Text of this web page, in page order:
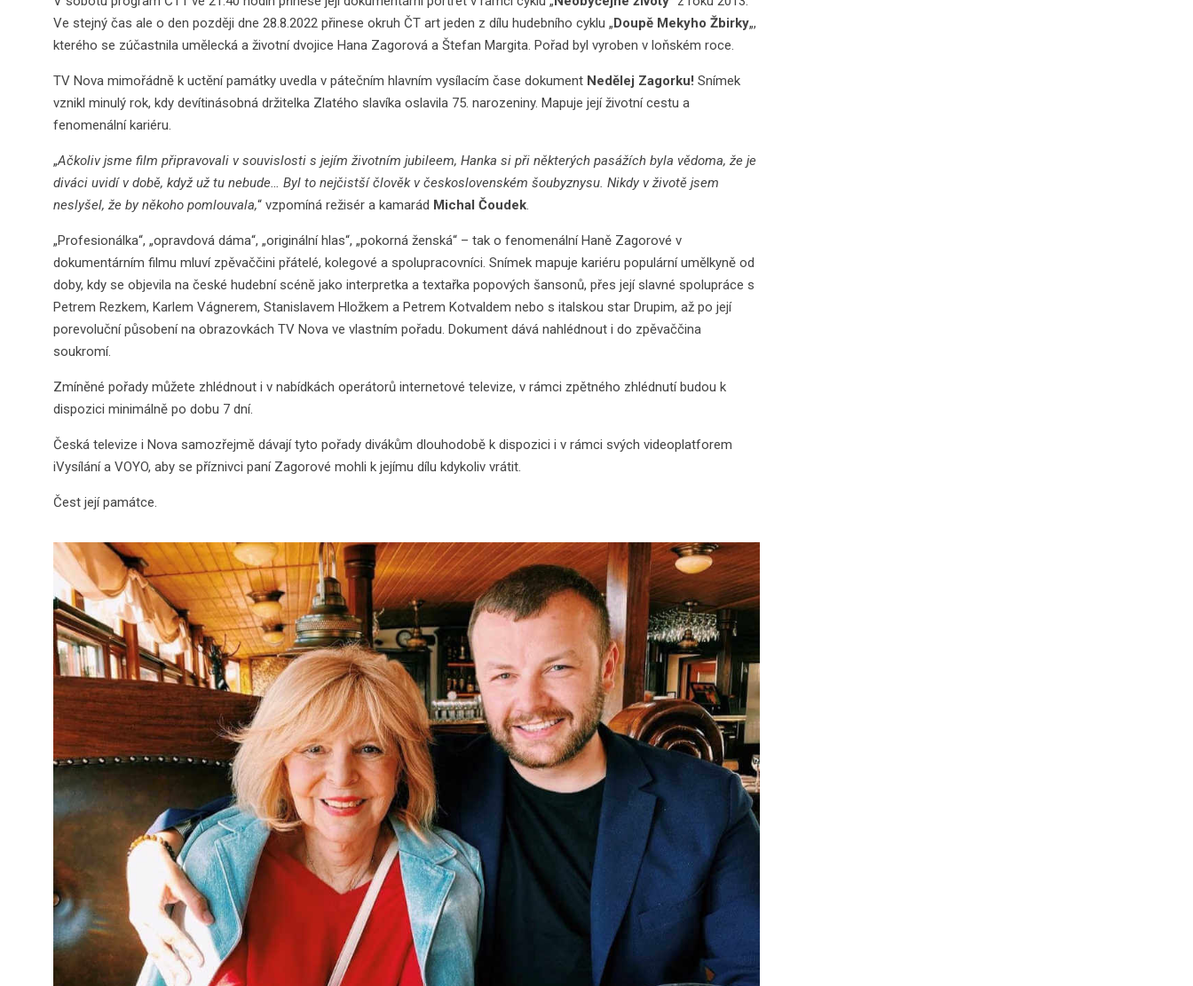
Ve stejný čas ale o den později dne 28.8.2022 přinese okruh ČT art jeden z dílu hudebního cyklu „Doupě Mekyho Žbirky„,
kterého se zúčastnila umělecká a životní dvojice Hana Zagorová a Štefan Margita. Pořad byl vyroben v loňském roce.
TV Nova mimořádně k uctění památky uvedla v pátečním hlavním vysílacím čase dokument Nedělej Zagorku! Snímek
vznikl minulý rok, kdy devítinásobná držitelka Zlatého slavíka oslavila 75. narozeniny. Mapuje její životní cestu a
fenomenální kariéru.
„Ačkoliv jsme film připravovali v souvislosti s jejím životním jubileem, Hanka si při některých pasážích byla vědoma, že je
diváci uvidí v době, když už tu nebude… Byl to nejčistší člověk v československém šoubyznysu. Nikdy v životě jsem
neslyšel, že by někoho pomlouvala,“ vzpomíná režisér a kamarád Michal Čoudek.
„Profesionálka“, „opravdová dáma“, „originální hlas“, „pokorná ženská“ – tak o fenomenální Haně Zagorové v
dokumentárním filmu mluví zpěvaččini přátelé, kolegové a spolupracovníci. Snímek mapuje kariéru populární umělkyně od
doby, kdy se objevila na české hudební scéně jako interpretka a textařka popových šansonů, přes její slavné spolupráce s
Petrem Rezkem, Karlem Vágnerem, Stanislavem Hložkem a Petrem Kotvaldem nebo s italskou star Drupim, až po její
porevoluční působení na obrazovkách TV Nova ve vlastním pořadu. Dokument dává nahlédnout i do zpěvaččina
soukromí.
Zmíněné pořady můžete zhlédnout i v nabídkách operátorů internetové televize, v rámci zpětného zhlédnutí budou k
dispozici minimálně po dobu 7 dní.
Česká televize i Nova samozřejmě dávají tyto pořady divákům dlouhodobě k dispozici i v rámci svých videoplatforem
iVysílání a VOYO, aby se příznivci paní Zagorové mohli k jejímu dílu kdykoliv vrátit.
Čest její památce.